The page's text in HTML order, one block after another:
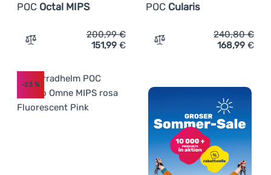
POC Octal MIPS
Zum Vergleich 'Fahrradhelm POC Octal MIPS' hinzufügen
200,99€
151,99 €
POC Cularis
Zum Vergleich
240,80€
168,99 €
-23 %